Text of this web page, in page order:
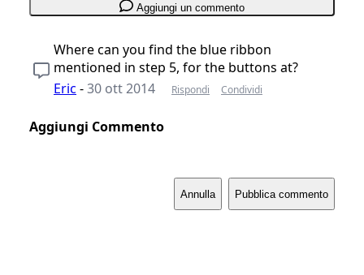
Aggiungi un commento
Where can you find the blue ribbon
mentioned in step 5, for the buttons at?
Eric -30 ott 2014 Rispondi Condividi
Aggiungi Commento
Annulla Pubblica commento